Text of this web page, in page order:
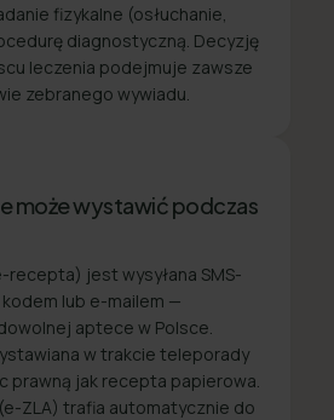
fizykalne (osłuchanie,
diagnostyczną. Decyzję
leczenia podejmuje zawsze
zebranego wywiadu.
może wystawić podczas
recepta) jest wysyłana SMS-
lub e-mailem —
aptece w Polsce.
w trakcie teleporady
prawną jak recepta papierowa.
(e-ZLA) trafia automatycznie do